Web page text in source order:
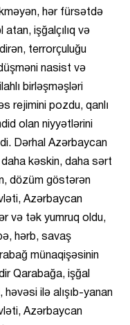
hər fürsətdə
işğalçılıq və
terrorçuluğu
nasist və
birləşməşləri
rejimini pozdu, qanlı
olan niyyətlərini
Dərhal Azərbaycan
kəskin, daha sərt
dözüm göstərən
Azərbaycan
və tək yumruq oldu,
hərb, savaş
münaqişəsinin
Qarabağa, işğal
ilə alışıb-yanan
Azərbaycan